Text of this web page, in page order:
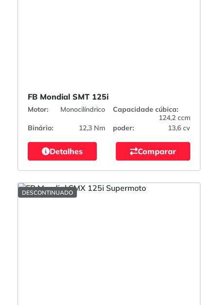
FB Mondial SMT 125i
Motor: Monocilíndrico
Capacidade cúbica:
124,2 ccm
Binário:
12,3 Nm poder: 13,6 cv
Detalhes Comparar
DESCONTINUADO